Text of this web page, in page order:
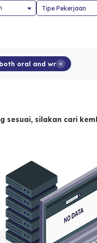
oral and wr ×
sesuai, silakan cari